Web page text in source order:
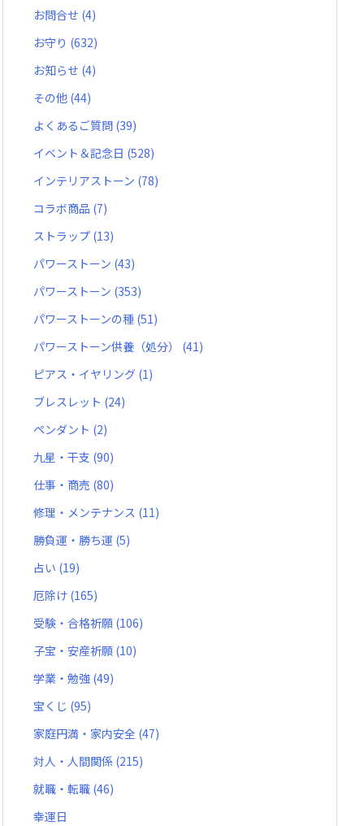
お問合せ (4)
お守り (632)
お知らせ (4)
その他 (44)
よくあるご質問 (39)
イベント＆記念日 (528)
インテリアストーン (78)
コラボ商品 (7)
ストラップ (13)
パワーストーン (43)
パワーストーン (353)
パワーストーンの種 (51)
パワーストーン供養（処分） (41)
ピアス・イヤリング (1)
ブレスレット (24)
ペンダント (2)
九星・干支 (90)
仕事・商売 (80)
修理・メンテナンス (11)
勝負運・勝ち運 (5)
占い (19)
厄除け (165)
受験・合格祈願 (106)
子宝・安産祈願 (10)
学業・勉強 (49)
宝くじ (95)
家庭円満・家内安全 (47)
対人・人間関係 (215)
就職・転職 (46)
幸運日